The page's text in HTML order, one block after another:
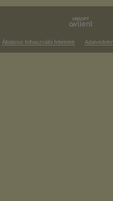
Általános felhasználói feltételek